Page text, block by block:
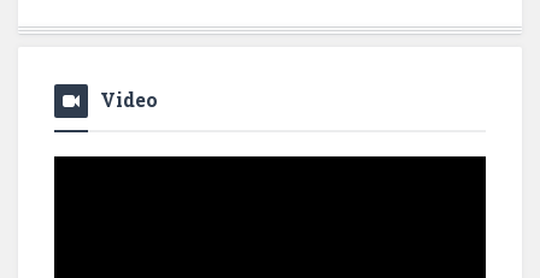
Video